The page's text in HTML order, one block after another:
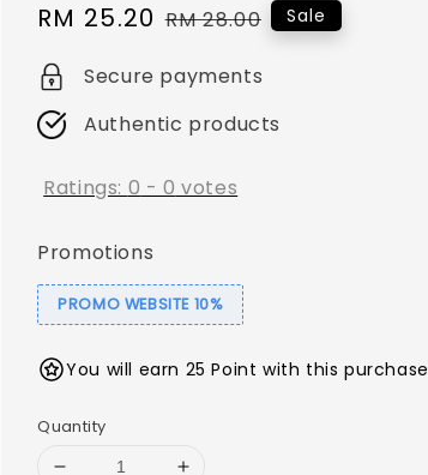
Sale
price
RM 25.20 Regular
RM 28.00 Sale
Secure payments
Authentic products
Ratings: 0 -0 votes
Promotions
PROMO WEBSITE 10%
You will earn 25 Point with this purchase
Quantity